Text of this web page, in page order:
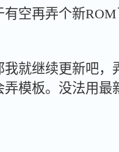
空再弄个新
就继续更新吧，
模板。没法用最